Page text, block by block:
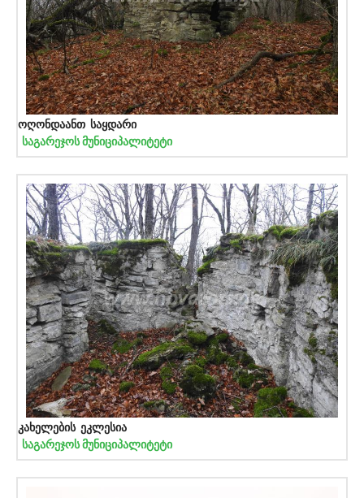
ოღონდაანთ საყდარი
საგარეჯოს მუნიციპალიტეტი
კახელების ეკლესია
საგარეჯოს მუნიციპალიტეტი